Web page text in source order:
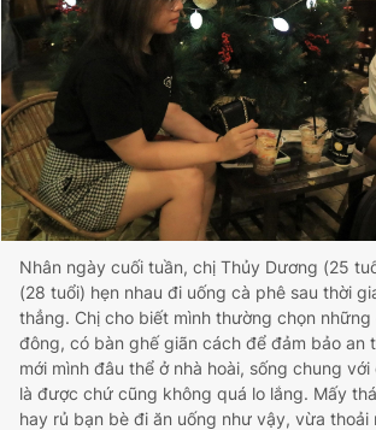
Nhân ngày cuối tuần, chị Thủy Dương (25
(28 tuổi) hẹn nhau đi uống cà phê sau thời
thẳng. Chị cho biết mình thường chọn
đông, có bàn ghế giãn cách để đảm bảo an
mới mình đâu thể ở nhà hoài, sống chung
là được chứ cũng không quá lo lắng. Mấy
hay rủ bạn bè đi ăn uống như vậy, vừa thoải